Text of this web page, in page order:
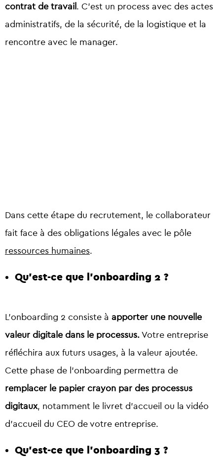
contrat de travail . C’est un process avec des actes
administratifs, de la sécurité, de la logistique et la
rencontre avec le manager.
Dans cette étape du recrutement, le collaborateur
fait face à des obligations légales avec le pôle
ressources humaines.
Qu’est-ce que l’onboarding 2 ?
L’onboarding 2 consiste à apporter une nouvelle
valeur digitale dans le processus.Votre entreprise
réfléchira aux futurs usages, à la valeur ajoutée.
Cette phase de l’onboarding permettra de
remplacer le papier crayon par des processus
digitaux, notamment le livret d’accueil ou la vidéo
d’accueil du CEO de votre entreprise.
Qu’est-ce que l’onboarding 3 ?